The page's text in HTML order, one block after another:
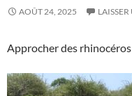
AOÛT 24, 2025
Approcher des